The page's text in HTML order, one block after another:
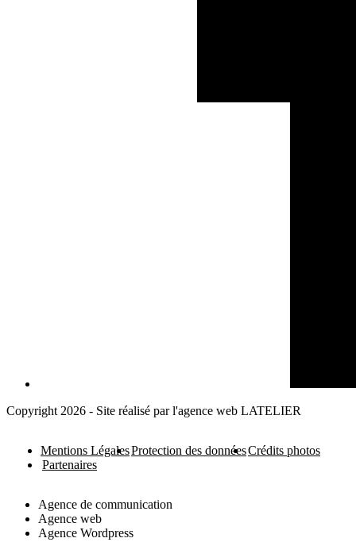
Copyright 2026 - Site réalisé par l'agence web LATELIER
Mentions LégalesProtection des donnéesCrédits photos
Partenaires
Agence de communication
Agence web
Agence Wordpress